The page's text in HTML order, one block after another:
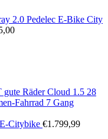
2.0 Pedelec E-Bike City
Räder Cloud 1.5 28
Fahrrad 7 Gang
Citybike €1.799,99